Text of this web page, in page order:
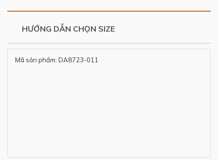
HƯỚNG DẪN CHỌN SIZE
Mã sản phẩm: DA8723-011